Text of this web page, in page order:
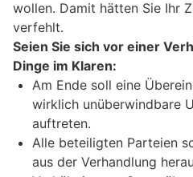
wollen. Damit hätten Sie Ihr
verfehlt.
Seien Sie sich vor einer
Dinge im Klaren:
Am Ende soll eine
wirklich unüberwindbare
auftreten.
Alle beteiligten Parteien
aus der Verhandlung